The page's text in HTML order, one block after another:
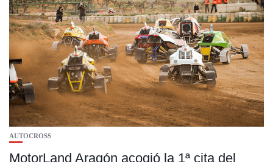
AUTOCROSS
MotorLand Aragón acogió la 1ª cita del